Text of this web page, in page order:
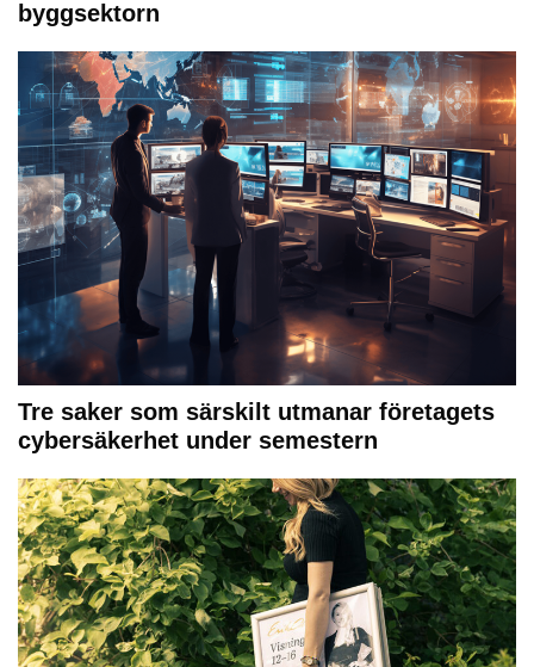
byggsektorn
Tre saker som särskilt utmanar företagets
cybersäkerhet under semestern